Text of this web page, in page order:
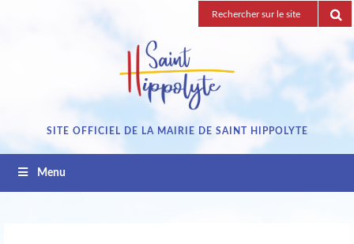
Recherche
pour
SITE OFFICIEL DE LA MAIRIE DE SAINT HIPPOLYTE
Menu